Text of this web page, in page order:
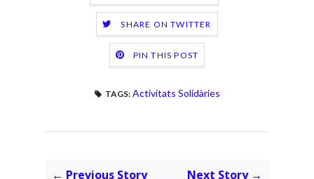
SHARE ON TWITTER
PIN THIS POST
TAGS: Activitats Solidàries
← Previous Story Next Story →